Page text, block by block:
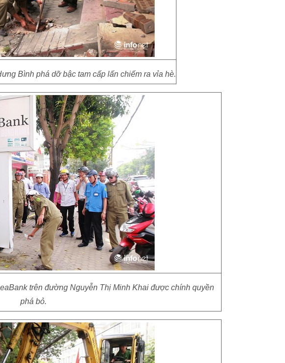
Bình phá dỡ bậc tam cấp lấn chiếm ra vỉa hè.
trên đường Nguyễn Thị Minh Khai được chính quyền
phá bỏ.